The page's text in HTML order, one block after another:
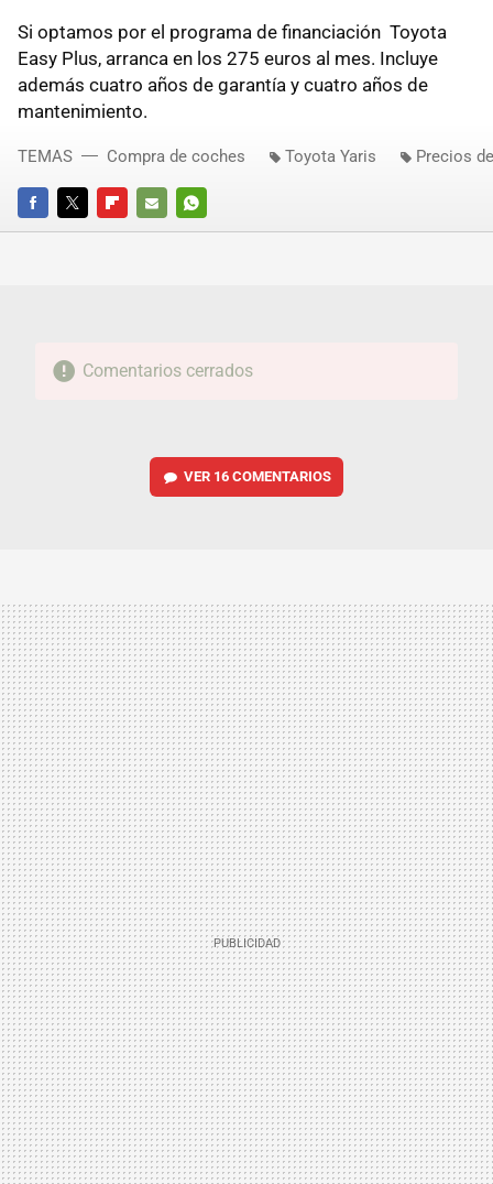
Si optamos por el programa de financiación Toyota
Easy Plus, arranca en los 275 euros al mes. Incluye
además cuatro años de garantía y cuatro años de
mantenimiento.
FACEBOOKTWITTERFLIPBOARD
E-
WHATSAPP
TEMAS Compra de coches Toyota Yaris Precios
Comentarios cerrados
VER 16 COMENTARIOS